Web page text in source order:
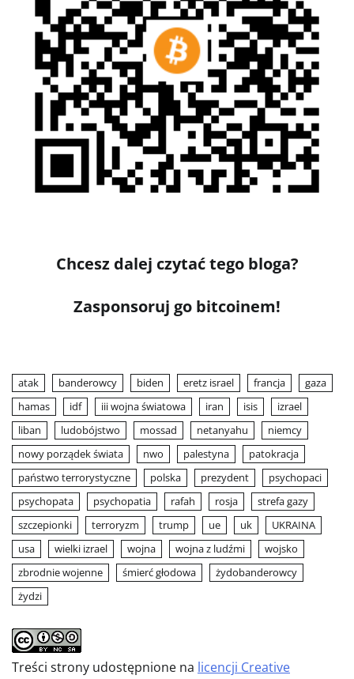
Chcesz dalej czytać tego bloga?
Zasponsoruj go bitcoinem!
atak banderowcy biden eretz israel francja
gaza
hamas
idf iii wojna światowa iran isis
izrael
liban
ludobójstwo mossad netanyahu
niemcy
nowy porządek świata
nwo palestyna
patokracja
państwo terrorystyczne
polska prezydent
psychopaci
psychopata
psychopatia rafah rosja
strefa gazy
szczepionki
terroryzm trump ue uk
UKRAINA
usa
wielki izrael wojna wojna z ludźmi
wojsko
zbrodnie wojenne
śmierć głodowa
żydobanderowcy
żydzi
Treści strony udostępnione na licencji Creative